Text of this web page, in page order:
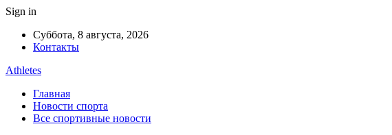
Sign in
Суббота, 8 августа, 2026
Контакты
Athletes
Главная
Новости спорта
Все спортивные новости